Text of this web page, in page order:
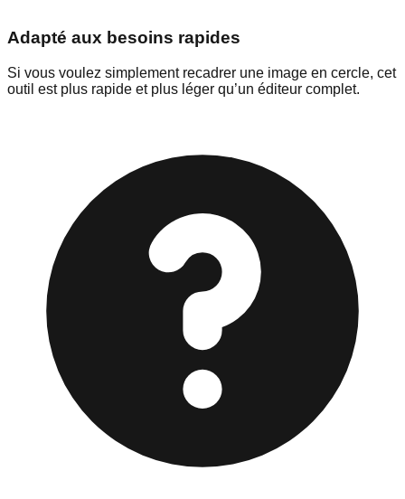
Adapté aux besoins rapides
Si vous voulez simplement recadrer une image en cercle, cet
outil est plus rapide et plus léger qu’un éditeur complet.